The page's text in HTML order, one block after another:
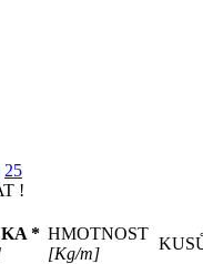
25
!
* HMOTNOST
[Kg/m]